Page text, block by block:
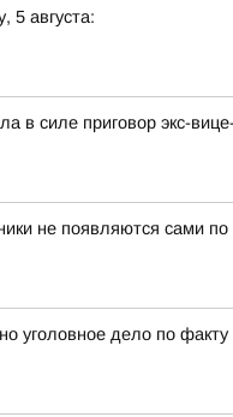
5 августа:
в силе приговор экс-
не появляются сами по
уголовное дело по